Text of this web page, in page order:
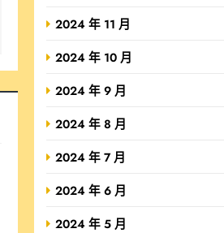
2024 年 11 月
2024 年 10 月
2024 年 9 月
2024 年 8 月
2024 年 7 月
2024 年 6 月
2024 年 5 月